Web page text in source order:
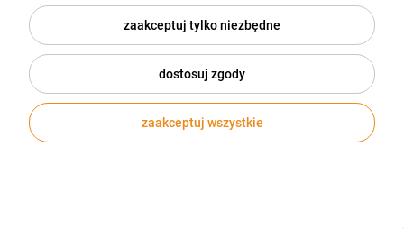
podstawie tych ostatnich cech możesz wybrać
coś dla siebie właśnie w naszym sklepie
internetowym.
Papier fotograficzny do
drukarek atramentowych
zaakceptuj tylko niezbędne
dostosuj zgody
zaakceptuj wszystkie